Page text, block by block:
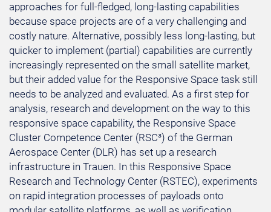
approaches for full-fledged, long-lasting capabilities
because space projects are of a very challenging and
costly nature. Alternative, possibly less long-lasting, but
quicker to implement (partial) capabilities are currently
increasingly represented on the small satellite market,
but their added value for the Responsive Space task still
needs to be analyzed and evaluated. As a first step for
analysis, research and development on the way to this
responsive space capability, the Responsive Space
Cluster Competence Center (RSC³) of the German
Aerospace Center (DLR) has set up a research
infrastructure in Trauen. In this Responsive Space
Research and Technology Center (RSTEC), experiments
on rapid integration processes of payloads onto